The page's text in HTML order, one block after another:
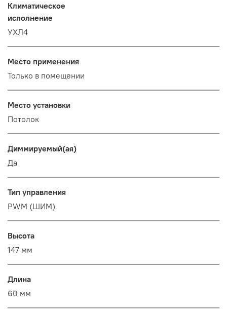
Климатическое
исполнение
УХЛ4
Место применения
Только в помещении
Место установки
Потолок
Диммируемый(ая)
Да
Тип управления
PWM (ШИМ)
Высота
147 мм
Длина
60 мм